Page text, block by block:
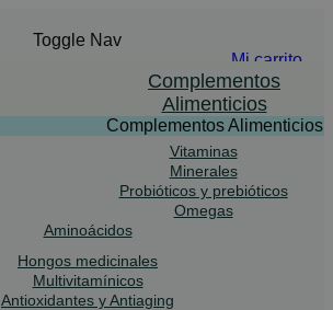
Toggle Nav
Mi carrito
Complementos
Alimenticios
Complementos Alimenticios
Vitaminas
Minerales
Probióticos y prebióticos
Omegas
Aminoácidos
Hongos medicinales
Multivitamínicos
Antioxidantes y Antiaging